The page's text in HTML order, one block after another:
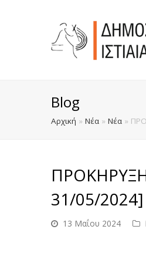
Blog
Αρχική » Νέα » Νέα »
31/05/2024]
13 Μαΐου 2024